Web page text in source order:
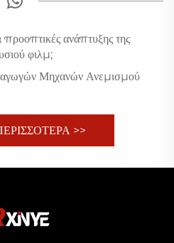
προοπτικές ανάπτυξης της
φιλμ;
Μηχανών Ανεμισμού
>>